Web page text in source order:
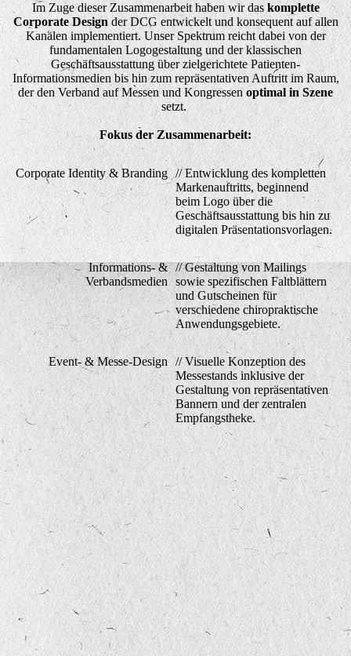
Im Zuge dieser Zusammenarbeit haben wir das komplette
Corporate Design der DCG entwickelt und konsequent auf allen
Kanälen implementiert. Unser Spektrum reicht dabei von der
fundamentalen Logogestaltung und der klassischen
Geschäftsausstattung über zielgerichtete Patienten-
Informationsmedien bis hin zum repräsentativen Auftritt im Raum,
der den Verband auf Messen und Kongressen optimal in Szene
setzt.
Fokus der Zusammenarbeit:
Corporate Identity & Branding // Entwicklung des kompletten
Markenauftritts, beginnend
beim Logo über die
Geschäftsausstattung bis hin zu
digitalen Präsentationsvorlagen.
Informations- &
Verbandsmedien
// Gestaltung von Mailings
sowie spezifischen Faltblättern
und Gutscheinen für
verschiedene chiropraktische
Anwendungsgebiete.
Event- & Messe-Design
// Visuelle Konzeption des
Messestands inklusive der
Gestaltung von repräsentativen
Bannern und der zentralen
Empfangstheke.